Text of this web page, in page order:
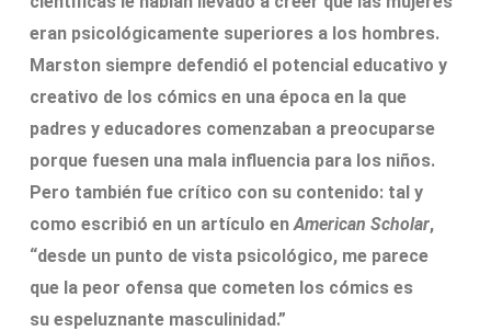
eran psicológicamente superiores a los hombres.
Marston siempre defendió el potencial educativo y
creativo de los cómics en una época en la que
padres y educadores comenzaban a preocuparse
porque fuesen una mala influencia para los niños.
Pero también fue crítico con su contenido: tal y
como escribió en un artículo enAmerican Scholar,
“desde un punto de vista psicológico, me parece
que la peor ofensa que cometen los cómics es
su espeluznante masculinidad.”